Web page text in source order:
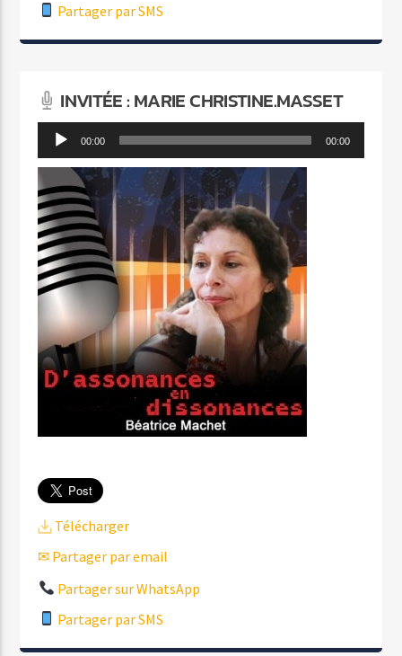
Partager par SMS
INVITÉE : MARIE CHRISTINE.MASSET
Lecteur 00:00 00:00
Télécharger
✉ Partager par email
Partager sur WhatsApp
Partager par SMS